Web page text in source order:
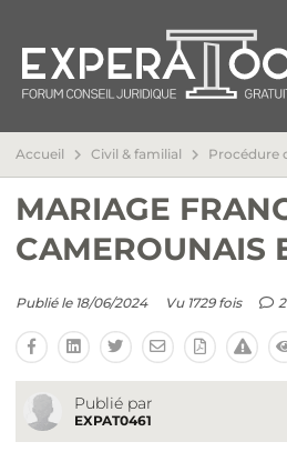
Accueil Civil & familial Procédure
MARIAGE
CAMEROUNAIS
Publié le 18/06/2024 Vu 1729 fois 2
Publié par
EXPAT0461